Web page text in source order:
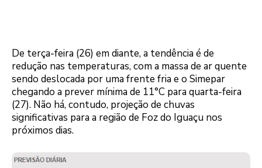
De terça-feira (26) em diante, a tendência é de
redução nas temperaturas, com a massa de ar quente
sendo deslocada por uma frente fria e o Simepar
chegando a prever mínima de 11°C para quarta-feira
(27). Não há, contudo, projeção de chuvas
significativas para a região de Foz do Iguaçu nos
próximos dias.